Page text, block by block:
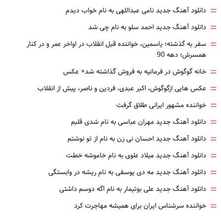
= دانلود آهنگ جدید نامی عبداللهی به نام خواب دیدم
= دانلود آهنگ جدید احمد سلو به نام چی شد
= سفر به گذشته؛ یاسمین، خواننده قبل انقلاب در اواخر عمر و در کنار
همسرش؛ دهه 90
= خانه گوگوش در فرمانیه به فروش گذاشته شد+ عکس
= عکس هایی ازگوگوش، اکبر عبدی، فردین و ناصر، پیش از انقلاب
= خواننده مشهور ایرانی طلاق گرفت
= دانلود آهنگ جدید مهران عباسی به نام شدی قلبم
= دانلود آهنگ جدید احسان نی زن به نام از تو نوشتم
= دانلود آهنگ جدید میلاد علوی به نام خاموشه خطت
= دانلود آهنگ جدید مه دی یوسفی به نام ریشه در وابستگی
= دانلود آهنگ جدید علی بوتیمار به نام اگه دوسم داشتی
= خواننده سرشناس ایران برای همیشه مهاجرت کرد